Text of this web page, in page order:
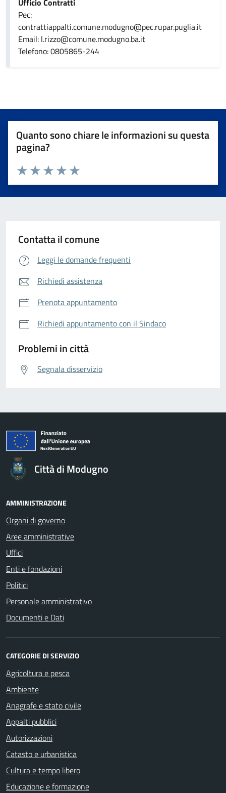
Ufficio Contratti
Pec:
contrattiappalti.comune.modugno@pec.rupar.puglia.it
Email: l.rizzo@comune.modugno.ba.it
Telefono: 0805865-244
Quanto sono chiare le informazioni su questa
pagina?
Valuta da 1 a 5 stelle la pagina
Valuta 5 stelle su 5
Valuta 4 stelle su 5
Valuta 3 stelle su 5
Valuta 2 stelle su 5
Valuta 1 stelle su 5
Contatta il comune
Leggi le domande frequenti
Richiedi assistenza
Prenota appuntamento
Richiedi appuntamento con il Sindaco
Problemi in città
Segnala disservizio
Città di Modugno
AMMINISTRAZIONE
Organi di governo
Aree amministrative
Uffici
Enti e fondazioni
Politici
Personale amministrativo
Documenti e Dati
CATEGORIE DI SERVIZIO
Agricoltura e pesca
Ambiente
Anagrafe e stato civile
Appalti pubblici
Autorizzazioni
Catasto e urbanistica
Cultura e tempo libero
Educazione e formazione